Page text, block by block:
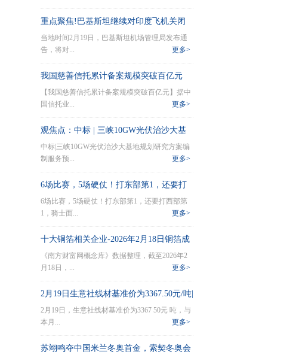
重点聚焦!巴基斯坦继续对印度飞机关闭
领空至3月23日
当地时间2月19日，巴基斯坦机场管理局发布通
告，将对...
更多>
我国慈善信托累计备案规模突破百亿元
【我国慈善信托累计备案规模突破百亿元】据中
国信托业...
更多>
观焦点：中标 | 三峡10GW光伏治沙大基
地规划研究方案编制服务预成交公示
中标|三峡10GW光伏治沙大基地规划研究方案编
制服务预...
更多>
6场比赛，5场硬仗！打东部第1，还要打
西部第1，骑士面临严峻考验-今日快看
6场比赛，5场硬仗！打东部第1，还要打西部第
1，骑士面...
更多>
十大铜箔相关企业-2026年2月18日铜箔成
交量榜单|重点聚焦
《南方财富网概念库》数据整理，截至2026年2
月18日，...
更多>
2月19日生意社线材基准价为3367.50元/吨|
播报
2月19日，生意社线材基准价为3367 50元 吨，与
本月...
更多>
苏翊鸣夺中国米兰冬奥首金，索契冬奥会